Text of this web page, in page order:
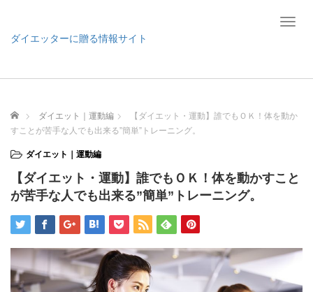
T
l
a
a
ダイエッターに贈る情報サイト
ホーム ダイエット｜運動編
【ダイエット・運動】誰でもＯＫ！体を動か
すことが苦手な人でも出来る”簡単”トレーニング。
ダイエット｜運動編
【ダイエット・運動】誰でもＯＫ！体を動かすこと
が苦手な人でも出来る”簡単”トレーニング。